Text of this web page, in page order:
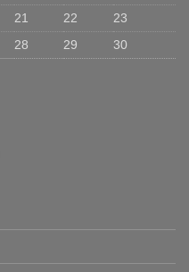
21 22
23
28 29
30